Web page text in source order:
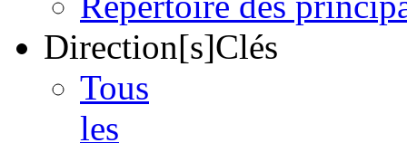
Direction[s]Clés
Tous
les